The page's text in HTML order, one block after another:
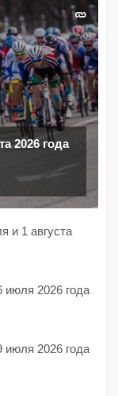
2026 года
и 1 августа
июля 2026 года
июля 2026 года